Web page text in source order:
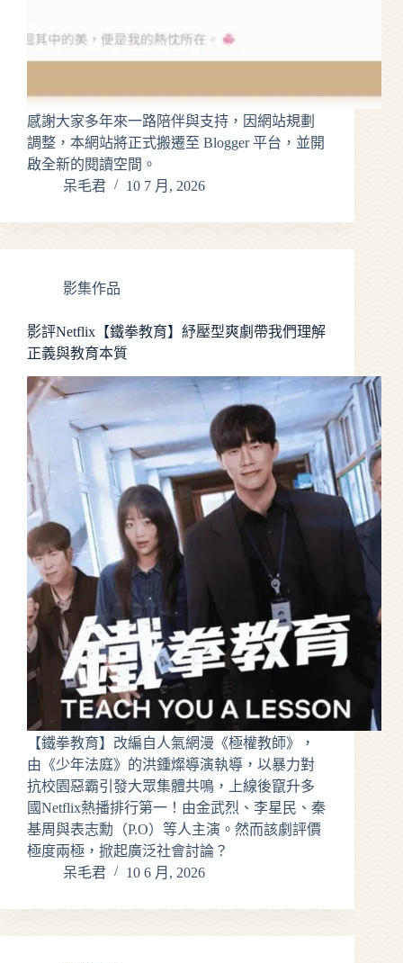
感謝大家多年來一路陪伴與支持，因網站規劃
調整，本網站將正式搬遷至 Blogger 平台，並開
啟全新的閱讀空間。
呆毛君
10 7 月, 2026
影集作品
影評Netflix【鐵拳教育】紓壓型爽劇帶我們理解
正義與教育本質
【鐵拳教育】改編自人氣網漫《極權教師》，
由《少年法庭》的洪鍾燦導演執導，以暴力對
抗校園惡霸引發大眾集體共鳴，上線後竄升多
國Netflix熱播排行第一！由金武烈、李星民、秦
基周與表志勳（P.O）等人主演。然而該劇評價
極度兩極，掀起廣泛社會討論？
呆毛君
10 6 月, 2026